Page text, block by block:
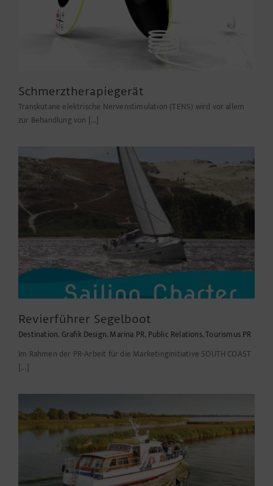
Schmerztherapiegerät
Transkutane elektrische Nervenstimulation (TENS) wird vor allem
zur Behandlung von [...]
Revierführer Segelboot
Destination,Grafik Design,Marina PR, Public Relations,Tourismus PR
Im Rahmen der PR-Arbeit für die Marketinginitiative SOUTH COAST
[...]